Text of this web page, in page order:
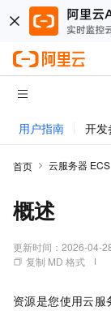
用户指南 开发
首页 云服务器 ECS
概述
更新时间： 2026-04-
复制 MD 格式
资源是您使用云服